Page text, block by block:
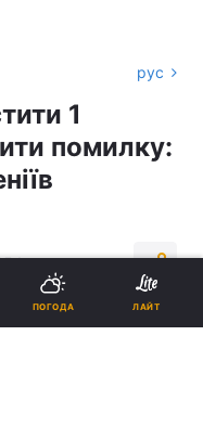
рус
1
помилку:
в Google
ПОГОДА ЛАЙТ